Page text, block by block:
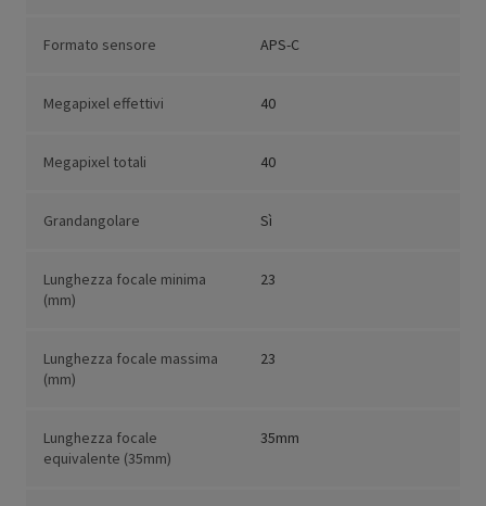
Formato sensore APS-C
Megapixel effettivi 40
Megapixel totali 40
Grandangolare Sì
Lunghezza focale minima
(mm)
23
Lunghezza focale massima
(mm)
23
Lunghezza focale
equivalente (35mm)
35mm